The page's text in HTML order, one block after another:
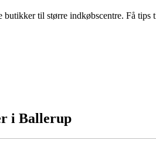
til større indkøbscentre. Få
i Ballerup